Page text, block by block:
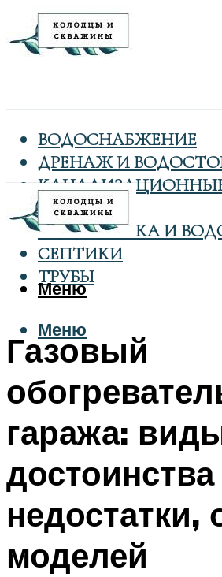
ВОДОСНАБЖЕНИЕ
ДРЕНАЖ И
КОЛОДЦЫ
САНТЕХНИКА И
СЕПТИКИ
ТРУБЫ
Меню
Меню
Газовый
гаража:
достоинства
недостатки,
моделей